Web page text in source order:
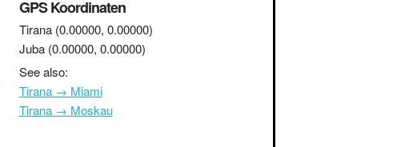
GPS Koordinaten
Tirana (0.00000, 0.00000)
Juba (0.00000, 0.00000)
See also:
Tirana → Miami
Tirana → Moskau